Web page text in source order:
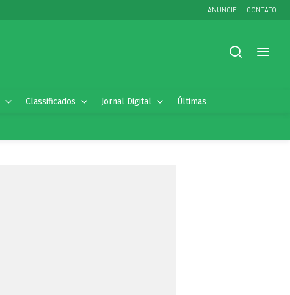
ANUNCIE CONTATO
Classificados Jornal Digital Últimas